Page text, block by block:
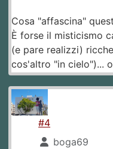
Cosa "affascina"
È forse il misticismo
(e pare realizzi)
cos'altro "in cielo")...
#4
boga69